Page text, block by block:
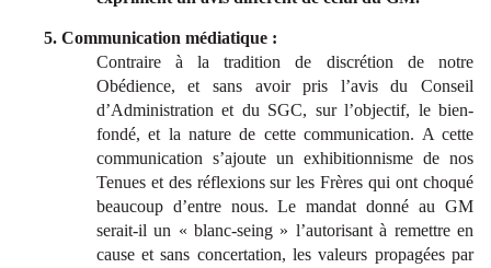
5. Communication médiatique :
Contraire à la tradition de discrétion de notre
Obédience, et sans avoir pris l’avis du Conseil
d’Administration et du SGC, sur l’objectif, le bien-
fondé, et la nature de cette communication. A cette
communication s’ajoute un exhibitionnisme de nos
Tenues et des réflexions sur les Frères qui ont choqué
beaucoup d’entre nous. Le mandat donné au GM
serait-il un « blanc-seing » l’autorisant à remettre en
cause et sans concertation, les valeurs propagées par